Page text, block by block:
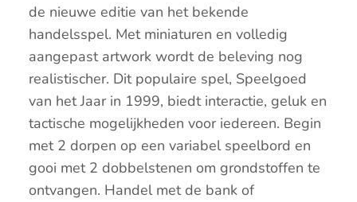
de nieuwe editie van het bekende
handelsspel. Met miniaturen en volledig
aangepast artwork wordt de beleving nog
realistischer. Dit populaire spel, Speelgoed
van het Jaar in 1999, biedt interactie, geluk en
tactische mogelijkheden voor iedereen. Begin
met 2 dorpen op een variabel speelbord en
gooi met 2 dobbelstenen om grondstoffen te
ontvangen. Handel met de bank of